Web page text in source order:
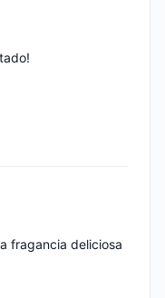
fragancia deliciosa